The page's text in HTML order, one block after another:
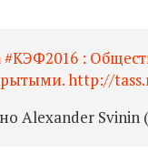
#КЭФ2016 :
http://
Alexander Svinin